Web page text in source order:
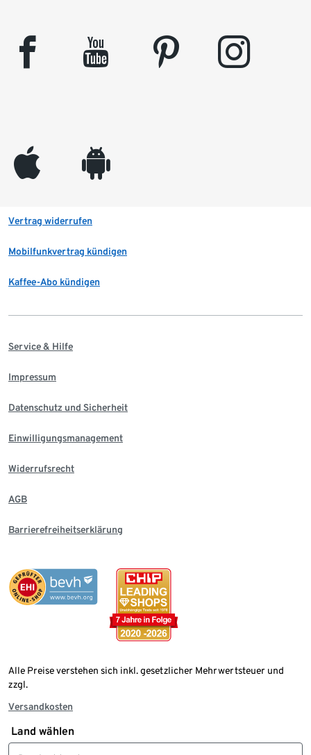
facebook youtube pinterest instagram
appleinc android
Vertrag widerrufen
Mobilfunkvertrag kündigen
Kaffee-Abo kündigen
Service & Hilfe
Impressum
Datenschutz und Sicherheit
Einwilligungsmanagement
Widerrufsrecht
AGB
Barrierefreiheitserklärung
Alle Preise verstehen sich inkl. gesetzlicher Mehrwertsteuer und
zzgl.
Versandkosten
Land wählen